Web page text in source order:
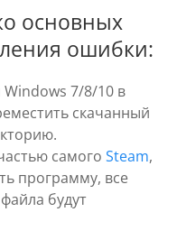
основных
ошибки:
7/8/10 в
скачанный
самого Steam,
программу, все
будут